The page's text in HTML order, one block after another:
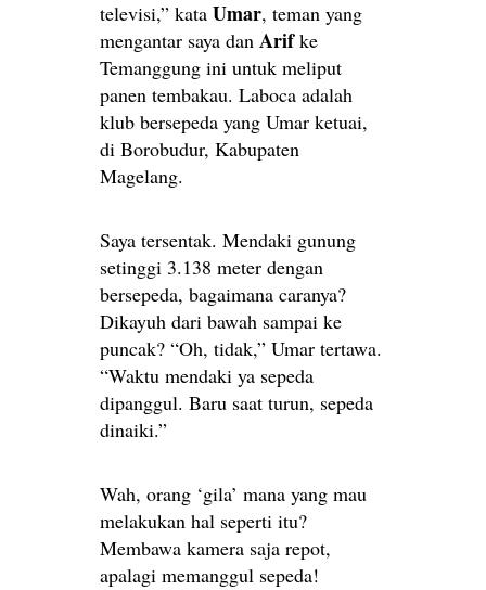
televisi,” kata Umar, teman yang
mengantar saya dan Arifke
Temanggung ini untuk meliput
panen tembakau. Laboca adalah
klub bersepeda yang Umar ketuai,
di Borobudur, Kabupaten
Magelang.
Saya tersentak. Mendaki gunung
setinggi 3.138 meter dengan
bersepeda, bagaimana caranya?
Dikayuh dari bawah sampai ke
puncak? “Oh, tidak,” Umar tertawa.
“Waktu mendaki ya sepeda
dipanggul. Baru saat turun, sepeda
dinaiki.”
Wah, orang ‘gila’ mana yang mau
melakukan hal seperti itu?
Membawa kamera saja repot,
apalagi memanggul sepeda!